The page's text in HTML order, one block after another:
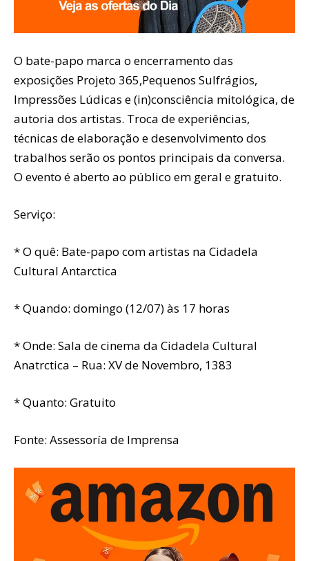
O bate-papo marca o encerramento das
exposições Projeto 365,Pequenos Sulfrágios,
Impressões Lúdicas e (in)consciência mitológica, de
autoria dos artistas. Troca de experiências,
técnicas de elaboração e desenvolvimento dos
trabalhos serão os pontos principais da conversa.
O evento é aberto ao público em geral e gratuito.
Serviço:
* O quê: Bate-papo com artistas na Cidadela
Cultural Antarctica
* Quando: domingo (12/07) às 17 horas
* Onde: Sala de cinema da Cidadela Cultural
Anatrctica – Rua: XV de Novembro, 1383
* Quanto: Gratuito
Fonte: Assessoría de Imprensa